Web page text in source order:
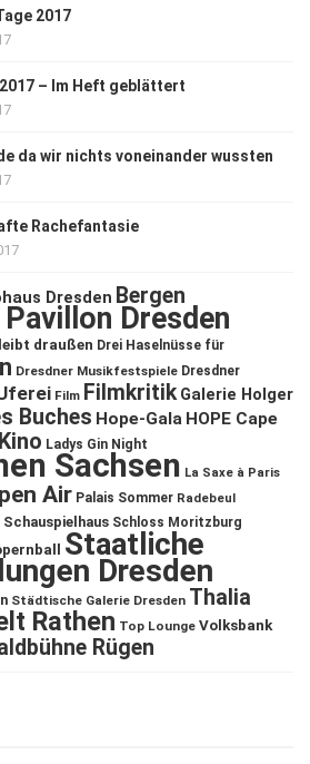
2017
– Im Heft geblättert
da wir nichts voneinander wussten
Rachefantasie
Dresden Bergen
Dresden
draußen Drei Haselnüsse für
Dresdner Musikfestspiele Dresdner
Film Filmkritik Galerie Holger
Buches Hope-Gala HOPE Cape
Kino Ladys Gin Night
Sachsen La Saxe à Paris
Air Palais Sommer Radebeul
Schauspielhaus Schloss Moritzburg
Staatliche
Dresden
Städtische Galerie Dresden Thalia
Rathen Top Lounge Volksbank
Rügen